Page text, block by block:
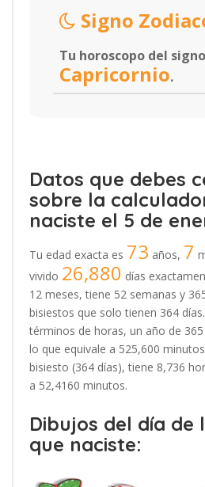
Signo
Tu horoscopo del
Capricornio.
Datos que debes
sobre la
naciste el 5 de
Tu edad exacta es 73 años, 7
vivido 26,880 días
12 meses, tiene 52 semanas y
bisiestos que solo tienen 364
términos de horas, un año de
lo que equivale a 525,600
bisiesto (364 días), tiene 8,736
a 52,4160 minutos.
Dibujos del día de
que naciste: